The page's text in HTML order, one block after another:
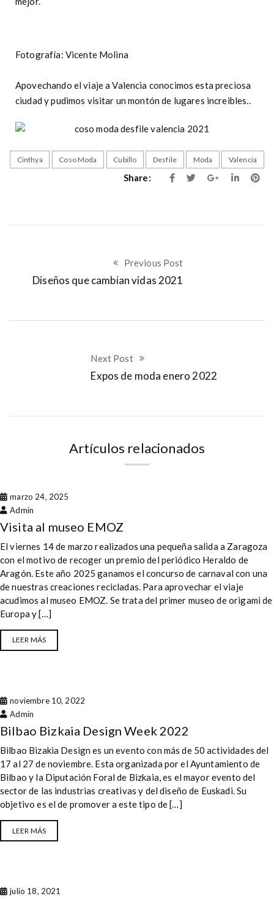
Fotografía: Vicente Molina
Apovechando el viaje a Valencia conocimos esta preciosa
ciudad y pudimos visitar un montón de lugares increibles..
Cinthya Coso Moda Cubillo Desfile Moda Valencia
Share:
Previous Post
Diseños que cambian vidas 2021
Next Post
Expos de moda enero 2022
Artículos relacionados
marzo 24, 2025
Admin
Visita al museo EMOZ
El viernes 14 de marzo realizados una pequeña salida a Zaragoza
con el motivo de recoger un premio del periódico Heraldo de
Aragón. Este año 2025 ganamos el concurso de carnaval con una
de nuestras creaciones recicladas. Para aprovechar el viaje
acudimos al museo EMOZ. Se trata del primer museo de origami de
Europa y […]
LEER MÁS
noviembre 10, 2022
Admin
Bilbao Bizkaia Design Week 2022
Bilbao Bizakia Design es un evento con más de 50 actividades del
17 al 27 de noviembre. Esta organizada por el Ayuntamiento de
Bilbao y la Diputación Foral de Bizkaia, es el mayor evento del
sector de las industrias creativas y del diseño de Euskadi. Su
objetivo es el de promover a este tipo de […]
LEER MÁS
julio 18, 2021